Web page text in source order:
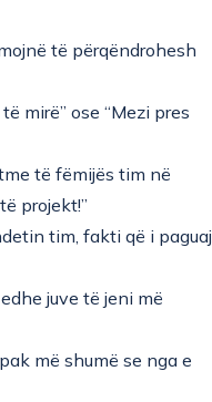
të përqëndrohesh
mirë” ose “Mezi pres
të fëmijës tim në
projekt!”
tim, fakti që i paguaj
juve të jeni më
më shumë se nga e